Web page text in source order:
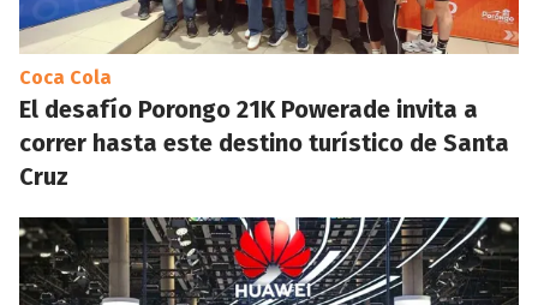
Coca Cola
El desafío Porongo 21K Powerade invita a
correr hasta este destino turístico de Santa
Cruz